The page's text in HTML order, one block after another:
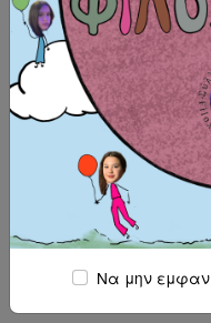
Ανταλλαγή Νέων "Girls
Tomorrow II" σε
Wiesbaden International,
Βισμπάντεν, Γερμανία.
στο Βισμπάντεν,
...περισσότερα
Να μην